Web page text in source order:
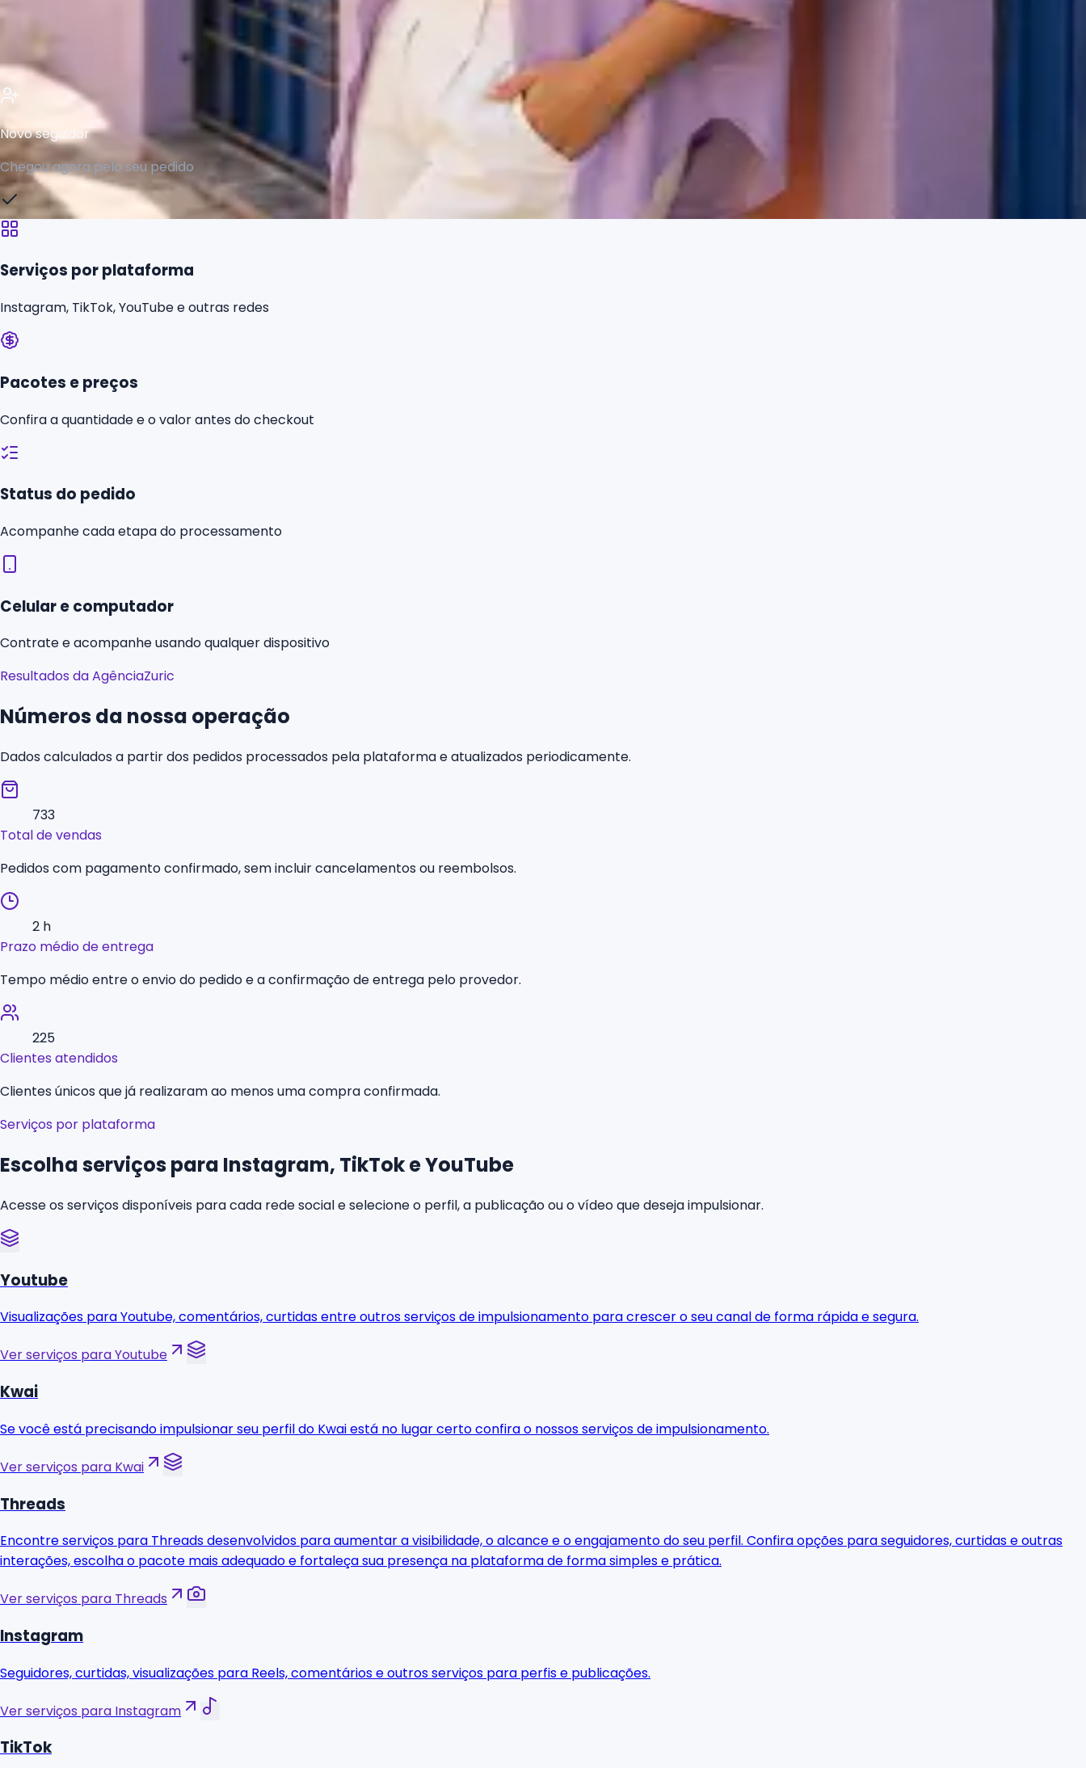
Novo seguidor
Chegou agora pelo seu pedido
Serviços por plataforma
Instagram, TikTok, YouTube e outras redes
Pacotes e preços
Confira a quantidade e o valor antes do checkout
Status do pedido
Acompanhe cada etapa do processamento
Celular e computador
Contrate e acompanhe usando qualquer dispositivo
Resultados da AgênciaZuric
Números da nossa operação
Dados calculados a partir dos pedidos processados pela plataforma e atualizados periodicamente.
733
Total de vendas
Pedidos com pagamento confirmado, sem incluir cancelamentos ou reembolsos.
2 h
Prazo médio de entrega
Tempo médio entre o envio do pedido e a confirmação de entrega pelo provedor.
225
Clientes atendidos
Clientes únicos que já realizaram ao menos uma compra confirmada.
Serviços por plataforma
Escolha serviços para Instagram, TikTok e YouTube
Acesse os serviços disponíveis para cada rede social e selecione o perfil, a publicação ou o vídeo que deseja impulsionar.
Youtube
Visualizações para Youtube, comentários, curtidas entre outros serviços de impulsionamento para crescer o seu canal de forma rápida e segura.
Ver serviços para Youtube
Kwai
Se você está precisando impulsionar seu perfil do Kwai está no lugar certo confira o nossos serviços de impulsionamento.
Ver serviços para Kwai
Threads
Encontre serviços para Threads desenvolvidos para aumentar a visibilidade, o alcance e o engajamento do seu perfil. Confira opções para seguidores, curtidas e outras
interações, escolha o pacote mais adequado e fortaleça sua presença na plataforma de forma simples e prática.
Ver serviços para Threads
Instagram
Seguidores, curtidas, visualizações para Reels, comentários e outros serviços para perfis e publicações.
Ver serviços para Instagram
TikTok